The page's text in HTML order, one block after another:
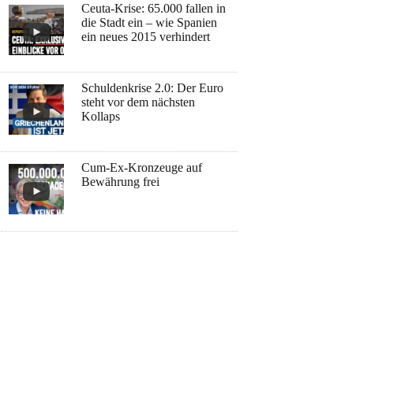
Ceuta-Krise: 65.000 fallen in
die Stadt ein – wie Spanien
ein neues 2015 verhindert
Schuldenkrise 2.0: Der Euro
steht vor dem nächsten
Kollaps
Cum-Ex-Kronzeuge auf
Bewährung frei